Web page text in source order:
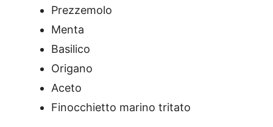
Prezzemolo
Menta
Basilico
Origano
Aceto
Finocchietto marino tritato